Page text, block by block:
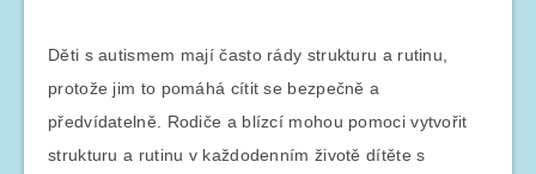
Děti s autismem mají často rády strukturu a rutinu,
protože jim to pomáhá cítit se bezpečně a
předvídatelně. Rodiče a blízcí mohou pomoci vytvořit
strukturu a rutinu v každodenním životě dítěte s